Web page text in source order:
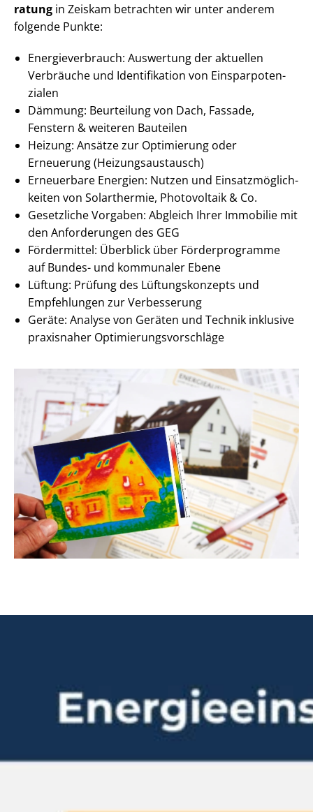
ra­tung in Zeiskam betrachten wir unter anderem
folgende Punkte:
En­er­gie­ver­brauch: Auswertung der aktuellen
Verbräuche und Identifikation von Ein­spar­po­ten­
zia­len
Dämmung: Beurteilung von Dach, Fassade,
Fenstern & weiteren Bauteilen
Heizung: Ansätze zur Optimierung oder
Erneuerung (Hei­zungs­aus­tausch)
Erneuerbare Energien: Nutzen und Ein­satz­mög­lich­
kei­ten von Solarthermie, Photovoltaik & Co.
Gesetzliche Vorgaben: Abgleich Ihrer Immobilie mit
den Anforderungen des GEG
Fördermittel: Überblick über Förderprogramme
auf Bundes- und kommunaler Ebene
Lüftung: Prüfung des Lüf­tungs­kon­zepts und
Empfehlungen zur Verbesserung
Geräte: Analyse von Geräten und Technik inklusive
praxisnaher Op­ti­mie­rungs­vor­schlä­ge